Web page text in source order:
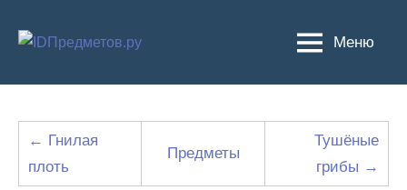
Меню
← Гнилая
плоть
Предметы
Тушёные
грибы →